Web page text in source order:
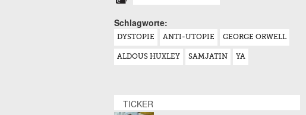
Schlagworte:
DYSTOPIE ANTI-UTOPIE GEORGE ORWELL
ALDOUS HUXLEY SAMJATIN YA
TICKER